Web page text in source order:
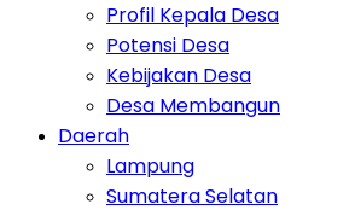
Profil Kepala Desa
Potensi Desa
Kebijakan Desa
Desa Membangun
Daerah
Lampung
Sumatera Selatan